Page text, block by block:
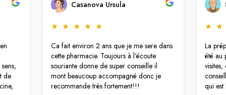
de
Casanova Ursula
★ ★ ★ ★ ★
Ca fait environ 2 ans que je me sere dans
cette pharmacie. Toujours à l'écoute
souriante donne de super conseille il
mont beaucoup accompagné donc je
recommande très fortement!!!
★ ★
La
été au
qui